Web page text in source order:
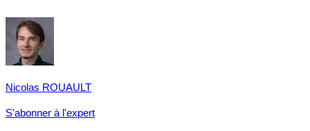
Nicolas ROUAULT
S'abonner à l'expert